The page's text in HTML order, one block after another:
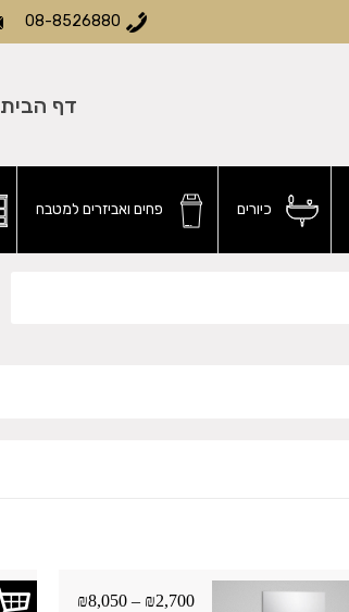
08-8526880
דף הבית
כיורים פחים ואביזרים למטבח
₪2,700
–
₪8,050